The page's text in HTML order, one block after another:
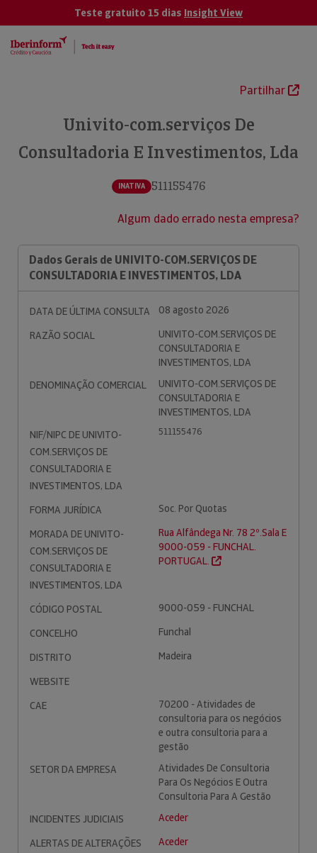
Teste gratuito 15 dias Insight View
Partilhar
Univito-com.serviços De
Consultadoria E Investimentos, Lda
INATIVA 511155476
Algum dado errado nesta empresa?
Dados Gerais de UNIVITO-COM.SERVIÇOS DE
CONSULTADORIA E INVESTIMENTOS, LDA
DATA DE ÚLTIMA CONSULTA
08 agosto 2026
RAZÃO SOCIAL
UNIVITO-COM.SERVIÇOS DE
CONSULTADORIA E
INVESTIMENTOS, LDA
DENOMINAÇÃO COMERCIAL
UNIVITO-COM.SERVIÇOS DE
CONSULTADORIA E
INVESTIMENTOS, LDA
NIF/NIPC DE UNIVITO-
COM.SERVIÇOS DE
CONSULTADORIA E
INVESTIMENTOS, LDA
511155476
FORMA JURÍDICA
Soc. Por Quotas
MORADA DE UNIVITO-
COM.SERVIÇOS DE
CONSULTADORIA E
INVESTIMENTOS, LDA
Rua Alfândega Nr. 78 2º.Sala E
9000-059 - FUNCHAL.
PORTUGAL.
CÓDIGO POSTAL
9000-059 - FUNCHAL
CONCELHO
Funchal
DISTRITO
Madeira
WEBSITE
CAE
70200 - Atividades de
consultoria para os negócios
e outra consultoria para a
gestão
SETOR DA EMPRESA
Atividades De Consultoria
Para Os Negócios E Outra
Consultoria Para A Gestão
INCIDENTES JUDICIAIS
Aceder
ALERTAS DE ALTERAÇÕES
Aceder